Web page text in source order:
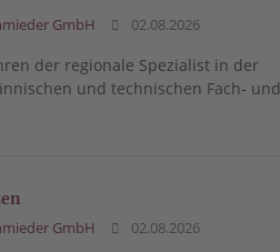
GmbH 02.08.2026
der regionale Spezialist in der
und technischen Fach- und
GmbH 02.08.2026